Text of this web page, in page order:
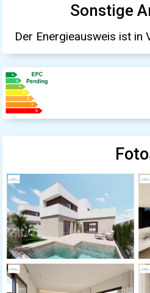
Sonstige
Der Energieausweis ist in